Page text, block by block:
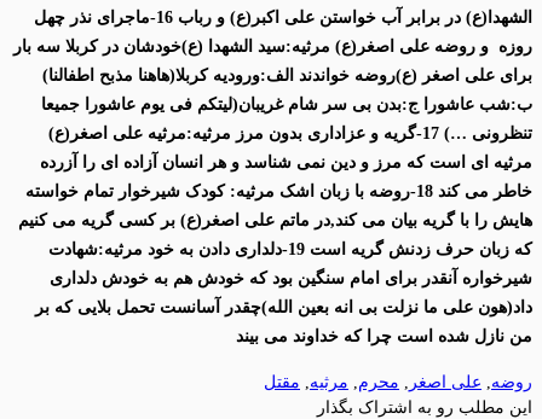
الشهدا(ع) در برابر آب خواستن علی اکبر(ع) و رباب 16-ماجرای نذر چهل
روزه و روضه علی اصغر(ع) مرثیه:سید الشهدا (ع)خودشان در کربلا سه بار
برای علی اصغر (ع)روضه خواندند الف:ورودیه کربلا(هاهنا مذبح اطفالنا)
ب:شب عاشورا ج:بدن بی سر شام غریبان(لیتکم فی یوم عاشورا جمیعا
تنظرونی …) 17-گریه و عزاداری بدون مرز مرثیه:مرثیه علی اصغر(ع)
مرثیه ای است که مرز و دین نمی شناسد و هر انسان آزاده ای را آزرده
خاطر می کند 18-روضه با زبان اشک مرثیه: کودک شیرخوار تمام خواسته
هایش را با گریه بیان می کند,در ماتم علی اصغر(ع) بر کسی گریه می کنیم
که زبان حرف زدنش گریه است 19-دلداری دادن به خود مرثیه:شهادت
شیرخواره آنقدر برای امام سنگین بود که خودش هم به خودش دلداری
داد(هون علی ما نزلت بی انه بعین الله)چقدر آسانست تحمل بلایی که بر
من نازل شده است چرا که خداوند می بیند
روضه, علی اصغر , محرم, مرثيه, مقتل
این مطلب رو به اشتراک بگذار